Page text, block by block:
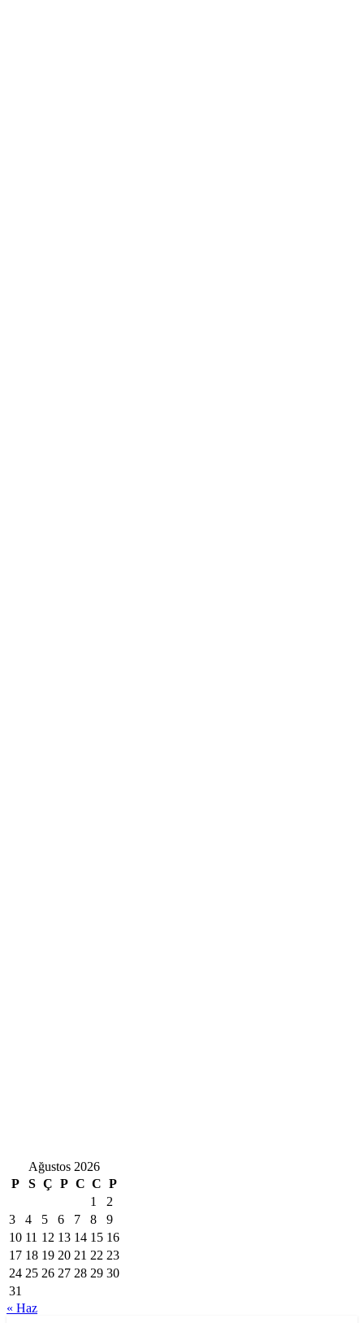
Ağustos 2026
P
S Ç P C C P
1
2
3
4 5 6 7 8
9
10 11 12 13 14 15 16
17 18 19 20 21 22 23
24 25 26 27 28 29 30
31
« Haz